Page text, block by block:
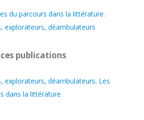
du parcours dans la littérature.
explorateurs, déambulateurs
publications
explorateurs, déambulateurs. Les
dans la littérature